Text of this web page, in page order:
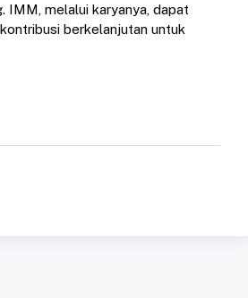
IMM, melalui karyanya, dapat
berkelanjutan untuk